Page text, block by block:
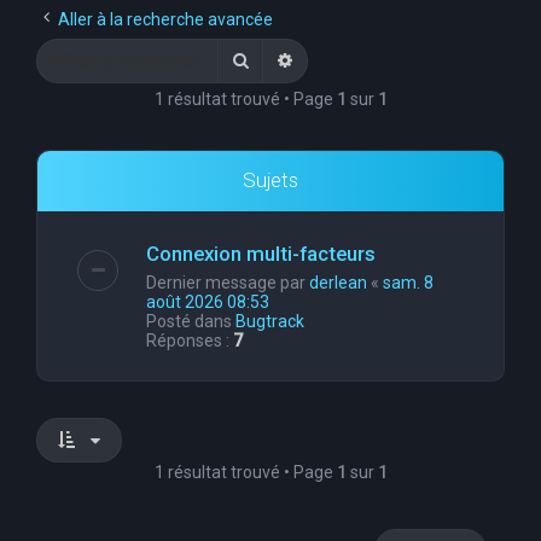
Aller à la recherche avancée
RechercherRecherche avancée
1 résultat trouvé • Page 1 sur 1
Sujets
Connexion multi-facteurs
Dernier message parderlean « sam. 8
août 2026 08:53
Posté dans Bugtrack
Réponses : 7
1 résultat trouvé • Page 1 sur 1